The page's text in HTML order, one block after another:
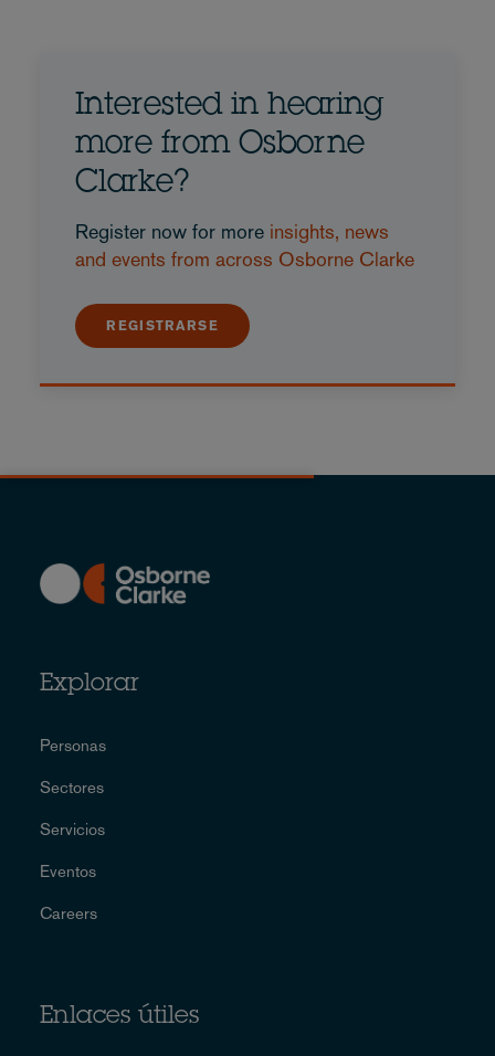
Interested in hearing
more from Osborne
Clarke?
Register now for more insights, news
and events from across Osborne Clarke
REGISTRARSE
Explorar
Personas
Sectores
Servicios
Eventos
Careers
Enlaces útiles